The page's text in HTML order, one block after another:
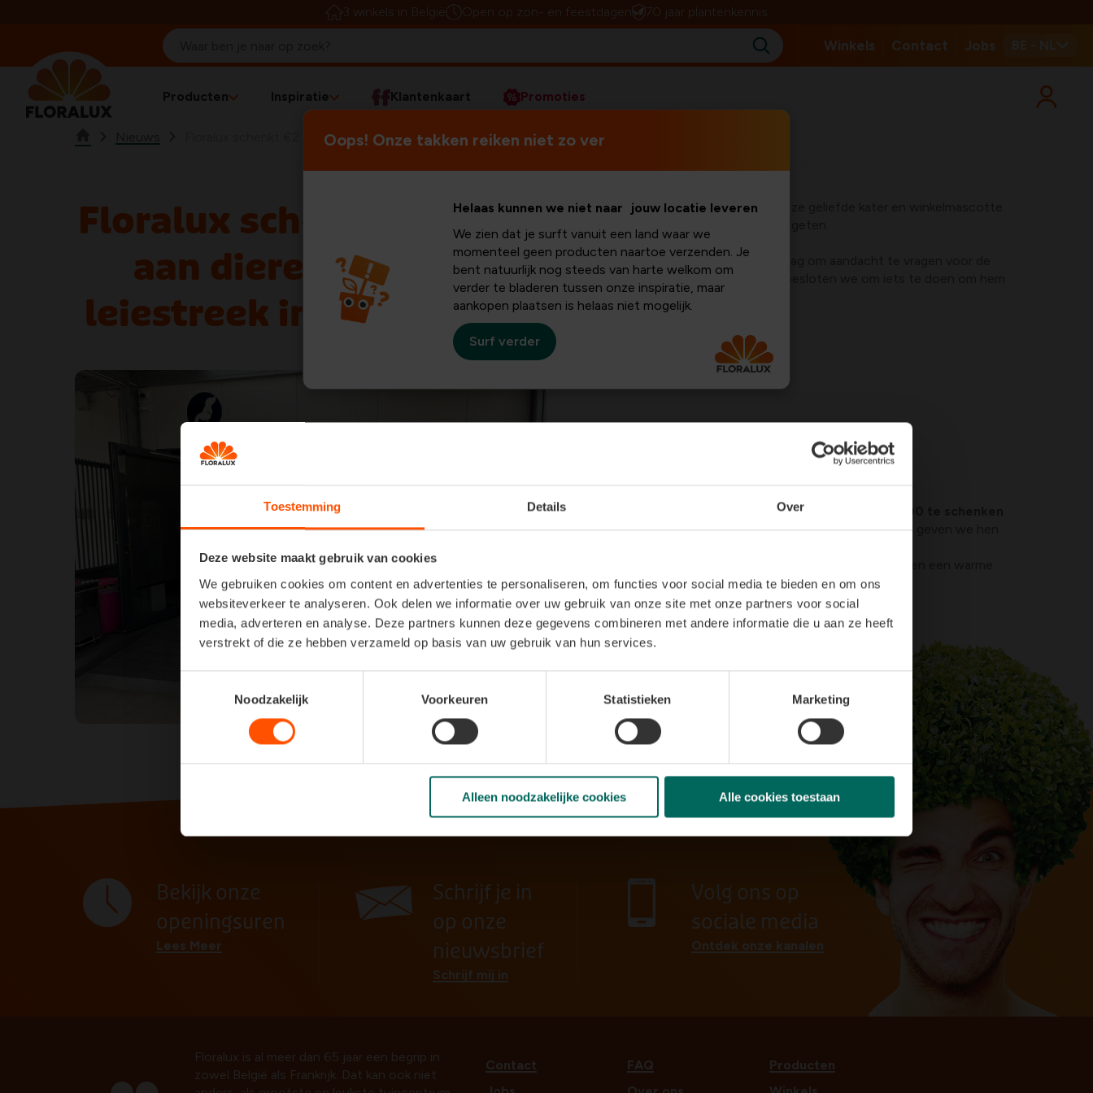
Toestemming Details Over
Deze website maakt gebruik van cookies
We gebruiken cookies om content en advertenties te personaliseren, om functies voor social media te bieden en om ons
websiteverkeer te analyseren. Ook delen we informatie over uw gebruik van onze site met onze partners voor social
media, adverteren en analyse. Deze partners kunnen deze gegevens combineren met andere informatie die u aan ze heeft
verstrekt of die ze hebben verzameld op basis van uw gebruik van hun services.
Noodzakelijk
Voorkeuren Statistieken Marketing
Alleen noodzakelijke cookies Alle cookies toestaan
3 winkels in België Open op zon- en feestdagen 70 jaar plantenkennis
Producten Inspiratie Klantenkaart Promoties
Winkels Contact Jobs
Floralux schenkt €2.500 aan dierenasiel De leiestreek in Zwevegem
Floralux schenkt €2.500
aan dierenasiel De
leiestreek in Zwevegem
In augustus namen we afscheid van onze geliefde kater en winkelmascotte
Met het warme idee van Werelddierendag om aandacht te vragen voor de
rechten en het welzijn van alle dieren, besloten we om iets te doen om hem
te eren.
ter nagedachtenis van Flor €2.500 te schenken
aanDierenasiel De Leiestreek Vzwin Zwevegem. Zo geven we hen
thuis krijgen.
Bekijk onze
openingsuren
Lees Meer
Schrijf je in
op onze
nieuwsbrief
Schrijf mij in
Volg ons op
sociale media
Ontdek onze kanalen
Floralux is al meer dan 65 jaar een begrip in
zowel België als Frankrijk. Dat kan ook niet
Contact
FAQ
Producten
Oops! Onze takken reiken niet zo ver
Helaas kunnen we niet naar jouw locatie leveren
We zien dat je surft vanuit een land waar we
momenteel geen producten naartoe verzenden. Je
bent natuurlijk nog steeds van harte welkom om
verder te bladeren tussen onze inspiratie, maar
aankopen plaatsen is helaas niet mogelijk.
Surf verder